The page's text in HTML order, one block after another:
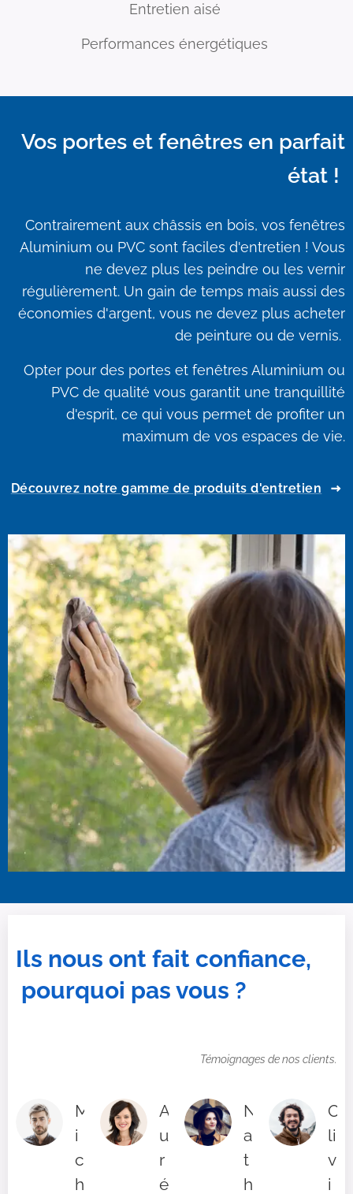
Entretien aisé
Performances énergétiques
Vos portes et fenêtres en parfait
état !
Contrairement aux châssis en bois, vos fenêtres
Aluminium ou PVC sont faciles d'entretien ! Vous
ne devez plus les peindre ou les vernir
régulièrement. Un gain de temps mais aussi des
économies d'argent, vous ne devez plus acheter
de peinture ou de vernis.
Opter pour des portes et fenêtres Aluminium ou
PVC de qualité vous garantit une tranquillité
d'esprit, ce qui vous permet de profiter un
maximum de vos espaces de vie.
Découvrez notre gamme de produits d'entretien
Ils nous ont fait confiance,
pourquoi pas vous ?
Témoignages de nos clients.
M
i
c
h
A
u
r
é
N
a
t
h
O
li
v
i